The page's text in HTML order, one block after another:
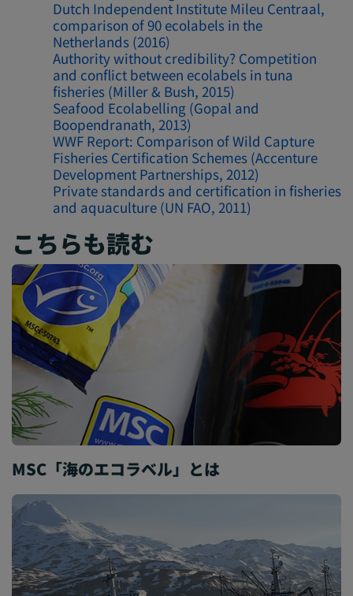
Dutch Independent Institute Mileu Centraal,
comparison of 90 ecolabels in the
Netherlands (2016)
Authority without credibility? Competition
and conflict between ecolabels in tuna
fisheries (Miller & Bush, 2015)
Seafood Ecolabelling (Gopal and
Boopendranath, 2013)
WWF Report: Comparison of Wild Capture
Fisheries Certification Schemes (Accenture
Development Partnerships, 2012)
Private standards and certification in fisheries
and aquaculture (UN FAO, 2011)
こちらも読む
MSC「海のエコラベル」とは